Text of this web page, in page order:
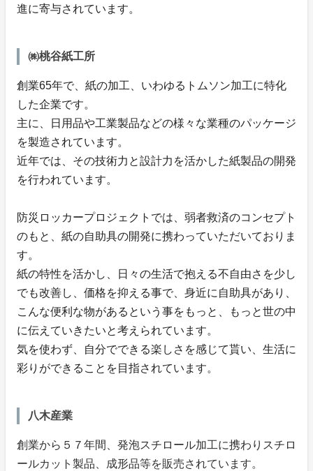
進に寄与されています。
㈱桃谷紙工所
創業65年で、紙の加工、いわゆるトムソン加工に特化
した企業です。
主に、日用品や工業製品などの様々な業種のパッケージ
を製造されています。
近年では、その技術力と設計力を活かした紙製品の開発
を行われています。
防災ロッカープロジェクトでは、弱者救済のコンセプト
のもと、紙の自助具の開発に携わっていただいておりま
す。
紙の特性を活かし、日々の生活で抱える不自由さを少し
でも改善し、価格を抑える事で、身近に自助具があり、
こんな便利な物があるという事をもっと、もっと世の中
に伝えていきたいと考えられています。
気を使わず、自分でできる楽しさを感じて貰い、生活に
彩りができることを目指されています。
八木産業
創業から５７年間、発泡スチロール加工に携わりスチロ
ールカット製品、成形品等を販売されています。